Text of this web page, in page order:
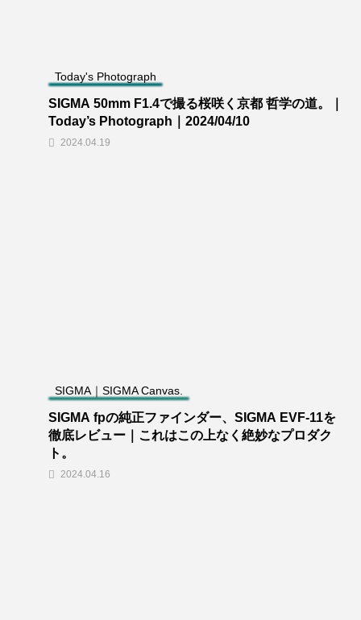
Today's Photograph
SIGMA 50mm F1.4で撮る桜咲く京都 哲学の道。｜
Today’s Photograph｜2024/04/10
2024.04.19
SIGMA｜SIGMA Canvas.
SIGMA fpの純正ファインダー、SIGMA EVF-11を
徹底レビュー｜これはこの上なく絶妙なプロダク
ト。
2024.04.16